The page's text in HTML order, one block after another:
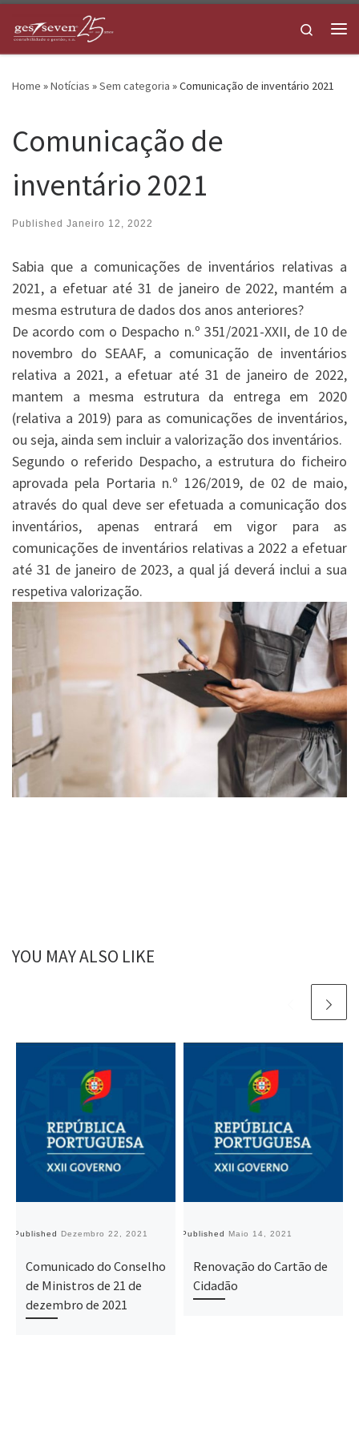
Skip to content
Search
Home »Notícias »Sem categoria »Comunicação de inventário 2021
Comunicação de
inventário 2021
Published Janeiro 12, 2022
Sabia que a comunicações de inventários relativas a
2021, a efetuar até 31 de janeiro de 2022, mantém a
mesma estrutura de dados dos anos anteriores?
De acordo com o Despacho n.º 351/2021-XXII, de 10 de
novembro do SEAAF, a comunicação de inventários
relativa a 2021, a efetuar até 31 de janeiro de 2022,
mantem a mesma estrutura da entrega em 2020
(relativa a 2019) para as comunicações de inventários,
ou seja, ainda sem incluir a valorização dos inventários.
Segundo o referido Despacho, a estrutura do ficheiro
aprovada pela Portaria n.º 126/2019, de 02 de maio,
através do qual deve ser efetuada a comunicação dos
inventários, apenas entrará em vigor para as
comunicações de inventários relativas a 2022 a efetuar
até 31 de janeiro de 2023, a qual já deverá inclui a sua
respetiva valorização.
YOU MAY ALSO LIKE
Published Dezembro 22, 2021
Comunicado do Conselho
de Ministros de 21 de
dezembro de 2021
Published Maio 14, 2021
Renovação do Cartão de
Cidadão